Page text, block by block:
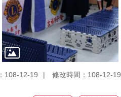
108-12-19 修改時間：108-12-19